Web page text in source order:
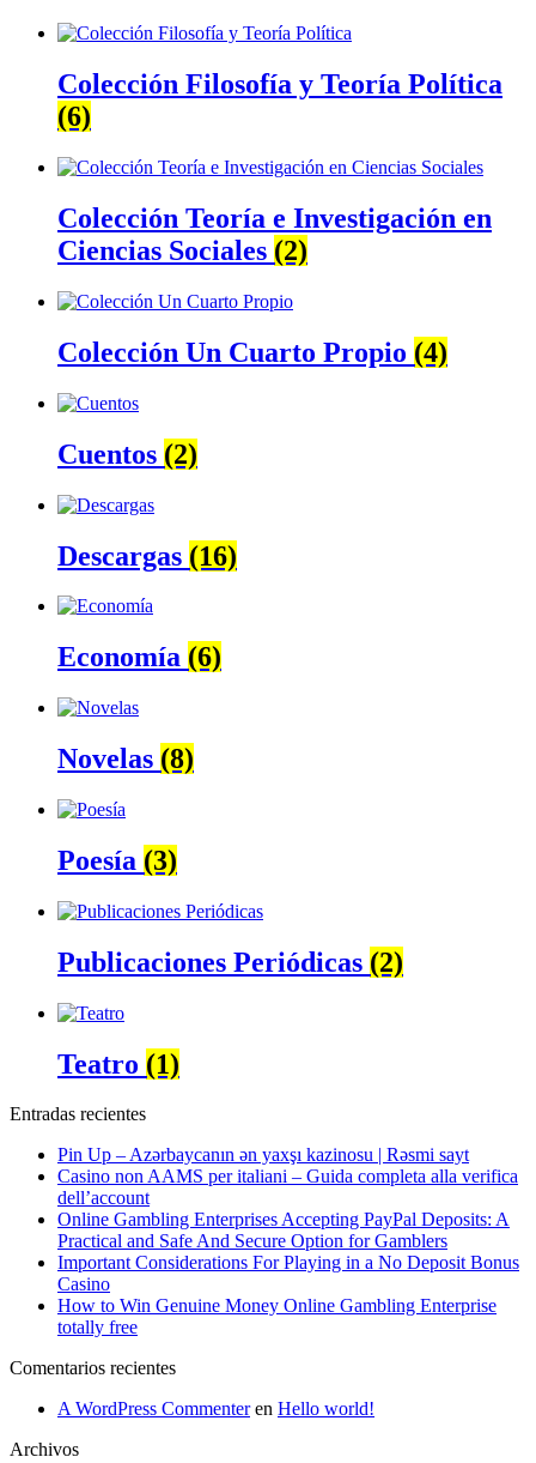
Colección Filosofía y Teoría Política
(6)
Colección Teoría e Investigación en
Ciencias Sociales (2)
Colección Un Cuarto Propio (4)
Cuentos (2)
Descargas (16)
Economía (6)
Novelas (8)
Poesía (3)
Publicaciones Periódicas (2)
Teatro (1)
Entradas recientes
Pin Up – Azərbaycanın ən yaxşı kazinosu | Rəsmi sayt
Casino non AAMS per italiani – Guida completa alla verifica
dell’account
Online Gambling Enterprises Accepting PayPal Deposits: A
Practical and Safe And Secure Option for Gamblers
Important Considerations For Playing in a No Deposit Bonus
Casino
How to Win Genuine Money Online Gambling Enterprise
totally free
Comentarios recientes
A WordPress Commenteren Hello world!
Archivos